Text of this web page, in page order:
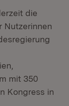
die
Nutzerinnen
mit 350
Kongress in